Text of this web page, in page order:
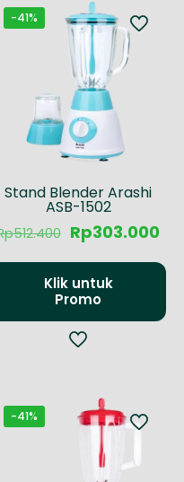
-41%
Stand Blender Arashi
ASB-1502
512.400 Harga
aslinya
adalah:
Rp512.400.
Rp303.000
ini
Klik untuk
Promo
-41%